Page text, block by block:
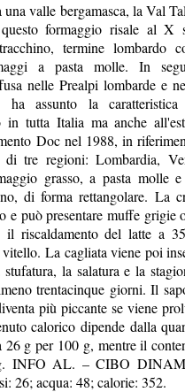
valle bergamasca, la Val
formaggio risale al X
termine lombardo
a pasta molle. In
nelle Prealpi lombarde e
ha assunto la caratteristica
in tutta Italia ma anche
Doc nel 1988, in
tre regioni: Lombardia,
grasso, a pasta molle e
di forma rettangolare. La
e può presentare muffe grigie
il riscaldamento del latte a
La cagliata viene poi
la salatura e la
trentacinque giorni. Il
più piccante se viene
calorico dipende dalla
26 g per 100 g, mentre il
INFO AL. – CIBO
26; acqua: 48; calorie: 352.